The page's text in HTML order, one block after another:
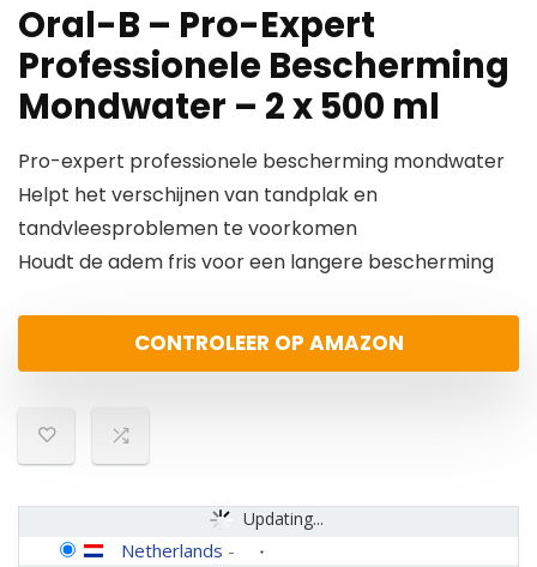
Oral-B – Pro-Expert
Professionele Bescherming
Mondwater – 2 x 500 ml
Pro-expert professionele bescherming mondwater
Helpt het verschijnen van tandplak en
tandvleesproblemen te voorkomen
Houdt de adem fris voor een langere bescherming
CONTROLEER OP AMAZON
Updating...
Netherlands -